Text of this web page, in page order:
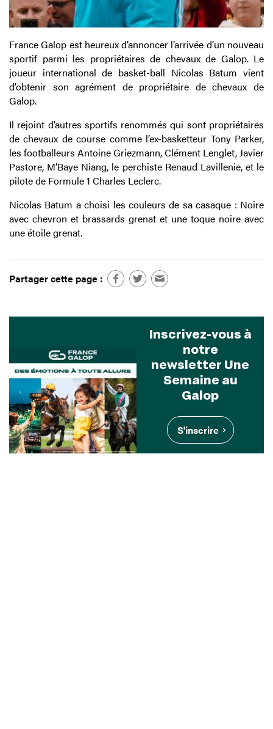
France Galop est heureux d’annoncer l’arrivée d’un nouveau
sportif parmi les propriétaires de chevaux de Galop. Le
joueur international de basket-ball Nicolas Batum vient
d’obtenir son agrément de propriétaire de chevaux de
Galop.
Il rejoint d’autres sportifs renommés qui sont propriétaires
de chevaux de course comme l’ex-basketteur Tony Parker,
les footballeurs Antoine Griezmann, Clément Lenglet, Javier
Pastore, M’Baye Niang, le perchiste Renaud Lavillenie, et le
pilote de Formule 1 Charles Leclerc.
Nicolas Batum a choisi les couleurs de sa casaque : Noire
avec chevron et brassards grenat et une toque noire avec
une étoile grenat.
Partager cette page :
Inscrivez-vous à
notre
newsletter Une
Semaine au
Galop
S'inscrire